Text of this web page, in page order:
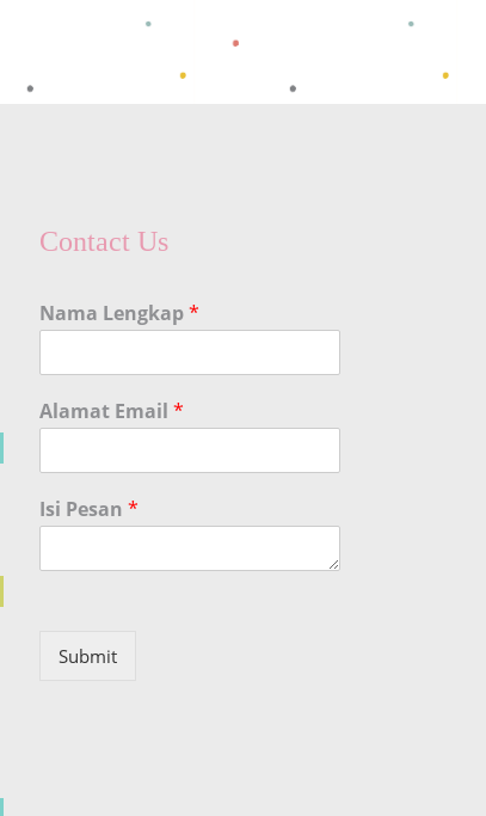
Contact Us
Nama Lengkap*
Alamat Email *
Isi Pesan *
Submit